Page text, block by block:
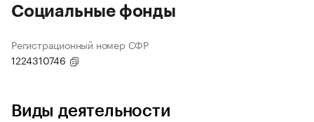
Социальные фонды
Регистрационный номер СФР
1224310746
Виды деятельности